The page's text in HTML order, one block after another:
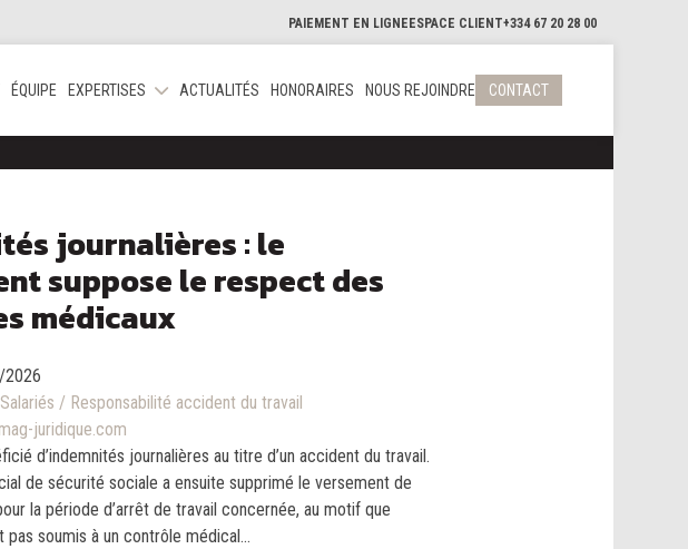
PAIEMENT EN LIGNE ESPACE CLIENT+334 67 20 28 00
ÉQUIPE EXPERTISES ACTUALITÉS HONORAIRES NOUS REJOINDRE CONTACT
journalières : le
suppose le respect des
médicaux
/ Responsabilité accident du travail
juridique.com
d’indemnités journalières au titre d’un accident du travail.
de sécurité sociale a ensuite supprimé le versement de
la période d’arrêt de travail concernée, au motif que
pas soumis à un contrôle médical...